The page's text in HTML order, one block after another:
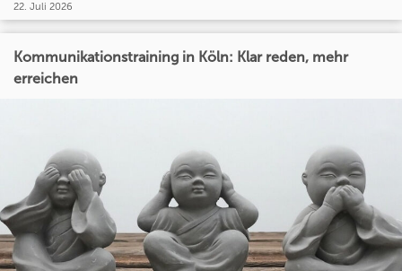
22. Juli 2026
Kommunikationstraining in Köln: Klar reden, mehr
erreichen